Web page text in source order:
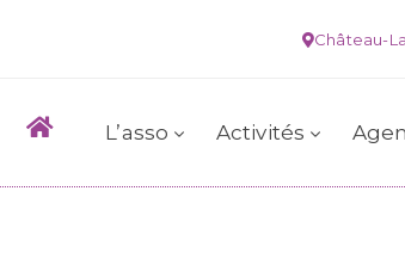
Château-
L’asso Activités